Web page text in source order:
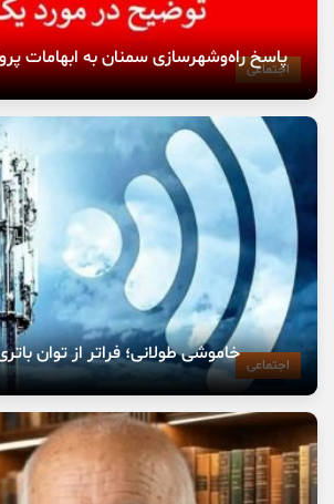
اجتماعی
پاسخ راه‌وشهرسازی سمنان به ابهامات پروژه
اجتماعی خاموشی طولانی؛ فراتر از توان